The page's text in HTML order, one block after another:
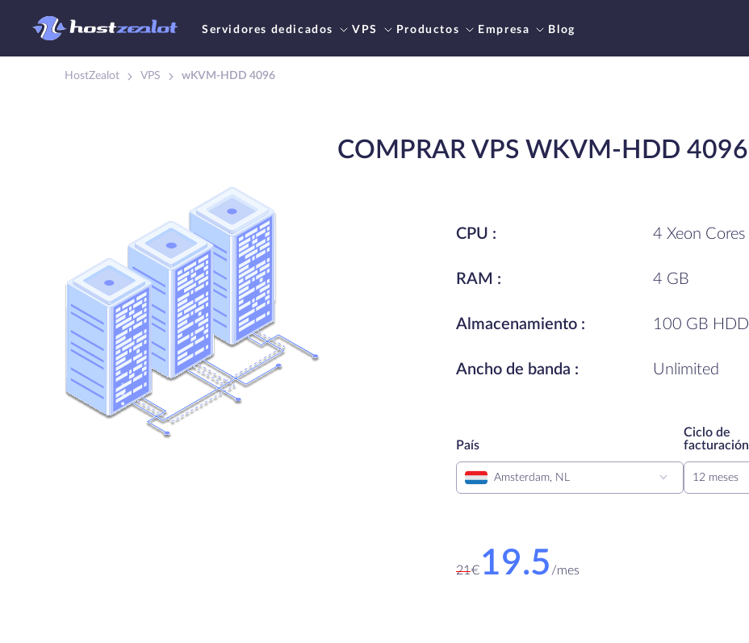
Servidores dedicados VPS Productos Empresa Blog
HostZealot VPS wKVM-HDD 4096
COMPRAR VPS WKVM-HDD 4096
CPU :
RAM :
Almacenamiento :
Ancho de banda :
4 Xeon Cores
4 GB
100 GB HDD
Unlimited
País
Amsterdam, NL
Ciclo de
facturación
12 meses
€ 19.5 /mes
21